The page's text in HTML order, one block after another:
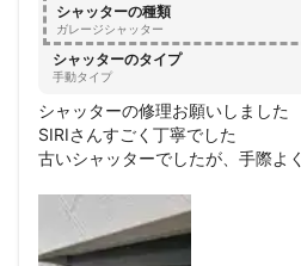
シャッターの種類
ガレージシャッター
シャッターのタイプ
手動タイプ
シャッターの修理お願いしました
SIRIさんすごく丁寧でした
古いシャッターでしたが、手際よく
ありがとうございました